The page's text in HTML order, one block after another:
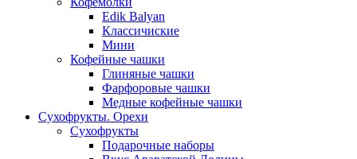
Edik Balyan
Классичиские
Мини
Кофейные чашки
Глиняные чашки
Фарфоровые чашки
Медные кофейные чашки
Сухофрукты. Орехи
Сухофрукты
Подарочные наборы